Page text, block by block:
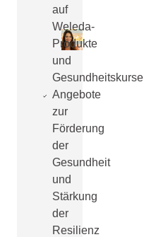
auf
Weleda-
Produkte
und
Gesundheitskurse
Angebote
zur
Förderung
der
Gesundheit
und
Stärkung
der
Resilienz